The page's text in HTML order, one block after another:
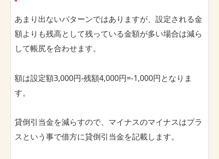
あまり出ないパターンではありますが、設定される金
額よりも残高として残っている金額が多い場合は減ら
して帳尻を合わせます。
額は設定額3,000円-残額4,000円=-1,000円となりま
す。
貸倒引当金を減らすので、マイナスのマイナスはプラ
スという事で借方に貸倒引当金を記載します。